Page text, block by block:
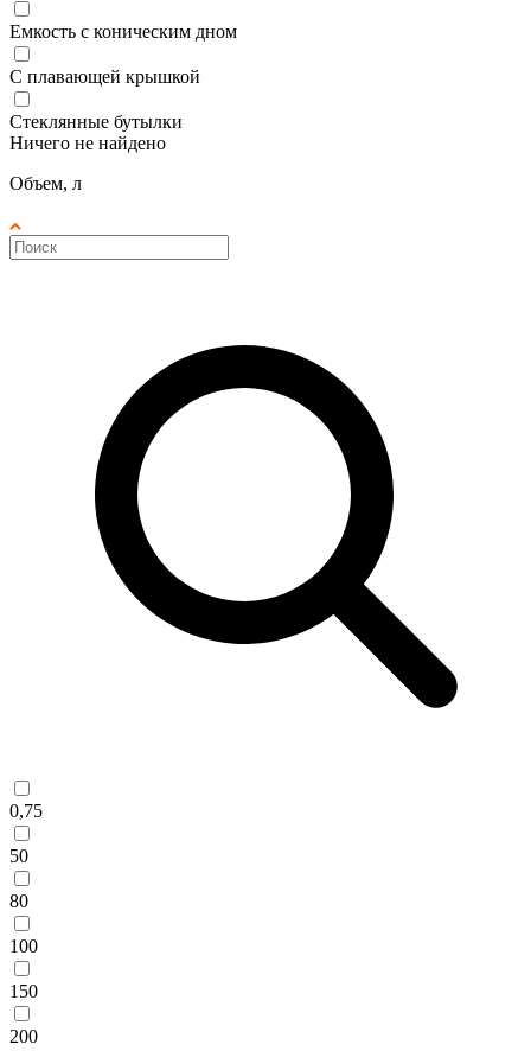
Емкость с коническим дном
С плавающей крышкой
Стеклянные бутылки
Ничего не найдено
Объем, л
0,75
50
80
100
150
200